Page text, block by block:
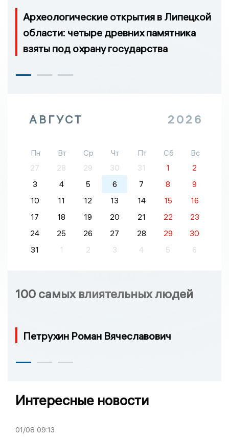
Археологические открытия в Липецкой
области: четыре древних памятника
взяты под охрану государства
АВГУСТ 2026
Пн Вт Ср Чт Пт Сб
Вс
27
28 29 30 31 1
2
3
4 5 6 7 8
9
10
11 12 13 14 15
16
17
18 19 20 21 22
23
24
25 26 27 28 29
30
31
1 2 3 4 5 6
100 самых влиятельных людей
Петрухин Роман Вячеславович
Интересные новости
01/08 09:13